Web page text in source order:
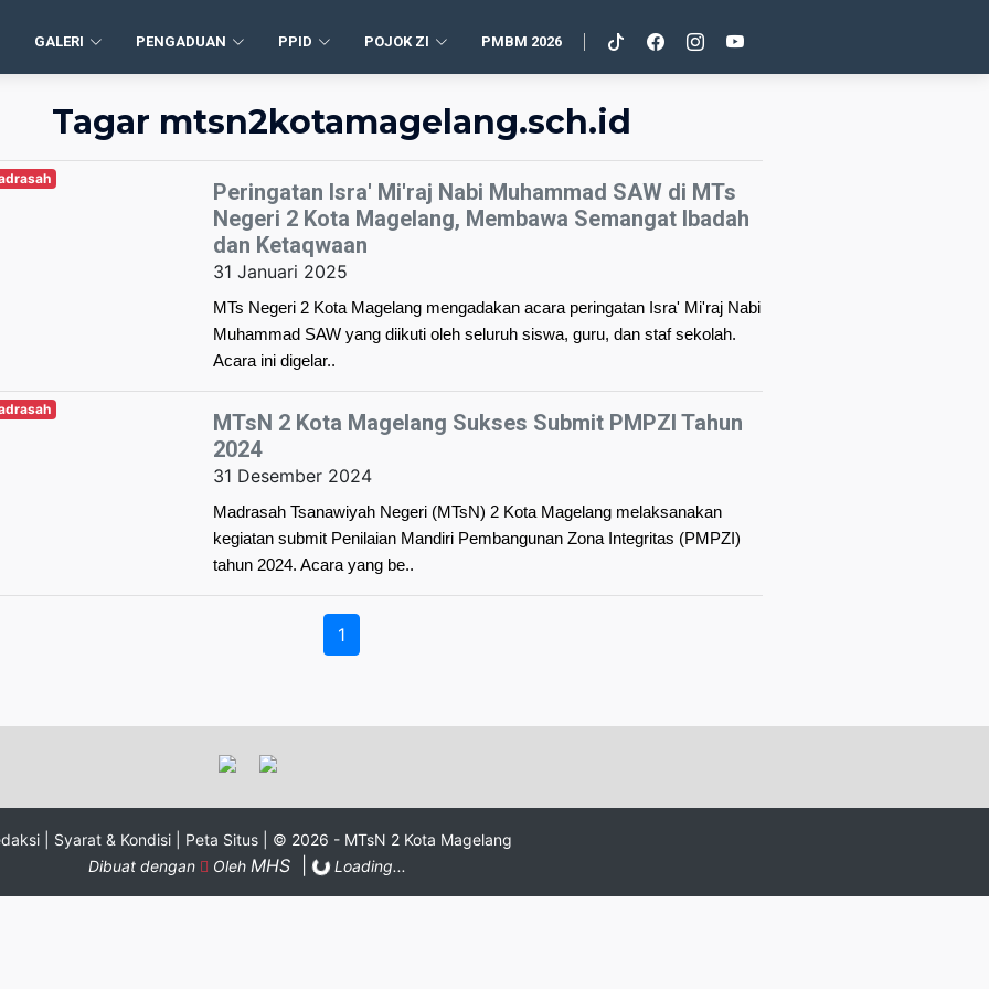
GALERI PENGADUAN PPID POJOK ZI PMBM 2026
Tagar mtsn2kotamagelang.sch.id
Peringatan Isra' Mi'raj Nabi Muhammad SAW di MTs
Negeri 2 Kota Magelang, Membawa Semangat Ibadah
dan Ketaqwaan
31 Januari 2025
MTs Negeri 2 Kota Magelang mengadakan acara peringatan Isra' Mi'raj Nabi
Muhammad SAW yang diikuti oleh seluruh siswa, guru, dan staf sekolah.
Acara ini digelar..
MTsN 2 Kota Magelang Sukses Submit PMPZI Tahun
2024
31 Desember 2024
Madrasah Tsanawiyah Negeri (MTsN) 2 Kota Magelang melaksanakan
kegiatan submit Penilaian Mandiri Pembangunan Zona Integritas (PMPZI)
tahun 2024. Acara yang be..
1
| Syarat & Kondisi | Peta Situs | © 2026 - MTsN 2 Kota Magelang
Dibuat dengan
Oleh MHS | Loading...